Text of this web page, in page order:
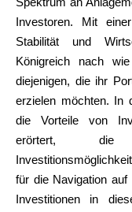
Investoren. Mit
Stabilität und
Königreich nach
diejenigen, die ihr
erzielen möchten. In
die Vorteile von
erörtert, die
für die Navigation
Investitionen in